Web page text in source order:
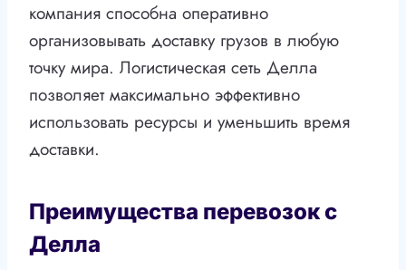
компания способна оперативно
организовывать доставку грузов в любую
точку мира. Логистическая сеть Делла
позволяет максимально эффективно
использовать ресурсы и уменьшить время
доставки.
Преимущества перевозок с
Делла